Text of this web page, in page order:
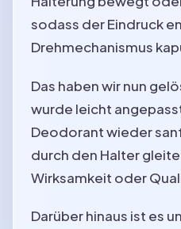
sodass der Eindruck
Drehmechanismus
Das haben wir nun
wurde leicht
Deodorant wieder
durch den Halter
Wirksamkeit oder
Darüber hinaus ist es